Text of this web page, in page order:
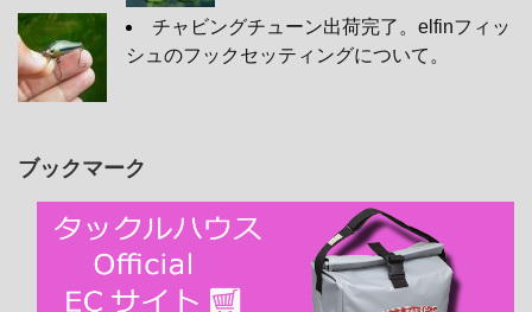
チャビングチューン出荷完了。elfinフィッ
シュのフックセッティングについて。
ブックマーク